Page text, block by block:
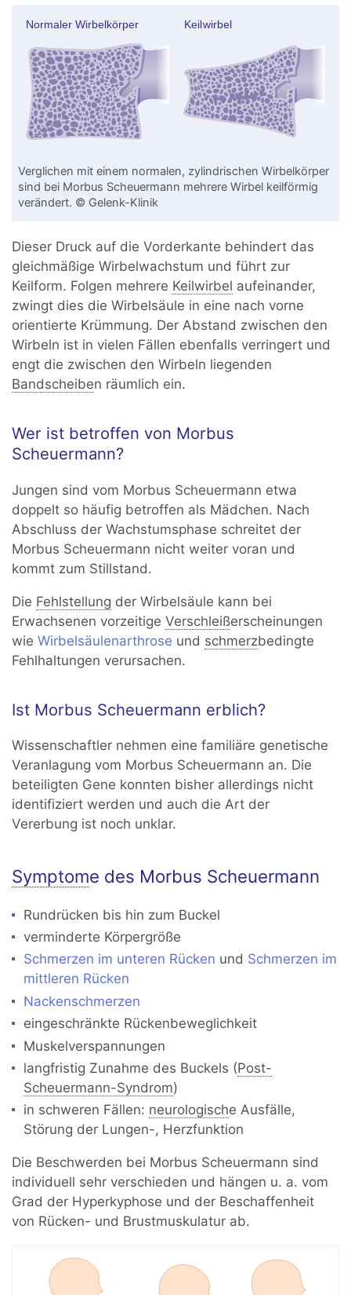
Verglichen mit einem normalen, zylindrischen Wirbelkörper
sind bei Morbus Scheuermann mehrere Wirbel keilförmig
verändert. © Gelenk-Klinik
Dieser Druck auf die Vorderkante behindert das
gleichmäßige Wirbelwachstum und führt zur
Keilform. Folgen mehrere Keilwirbel aufeinander,
zwingt dies die Wirbelsäule in eine nach vorne
orientierte Krümmung. Der Abstand zwischen den
Wirbeln ist in vielen Fällen ebenfalls verringert und
engt die zwischen den Wirbeln liegenden
Bandscheiben räumlich ein.
Wer ist betroffen von Morbus
Scheuermann?
Jungen sind vom Morbus Scheuermann etwa
doppelt so häufig betroffen als Mädchen. Nach
Abschluss der Wachstumsphase schreitet der
Morbus Scheuermann nicht weiter voran und
kommt zum Stillstand.
Die Fehlstellung der Wirbelsäule kann bei
Erwachsenen vorzeitigeVerschleißerscheinungen
wieWirbelsäulenarthrose und schmerzbedingte
Fehlhaltungen verursachen.
Ist Morbus Scheuermann erblich?
Wissenschaftler nehmen eine familiäre genetische
Veranlagung vom Morbus Scheuermann an. Die
beteiligten Gene konnten bisher allerdings nicht
identifiziert werden und auch die Art der
Vererbung ist noch unklar.
Symptome des Morbus Scheuermann
Rundrücken bis hin zum Buckel
verminderte Körpergröße
Schmerzen im unteren Rücken und Schmerzen im
mittleren Rücken
Nackenschmerzen
eingeschränkte Rückenbeweglichkeit
Muskelverspannungen
langfristig Zunahme des Buckels (Post-
Scheuermann-Syndrom)
in schweren Fällen: neurologische Ausfälle,
Störung der Lungen-, Herzfunktion
Die Beschwerden bei Morbus Scheuermann sind
individuell sehr verschieden und hängen u. a. vom
Grad der Hyperkyphose und der Beschaffenheit
von Rücken- und Brustmuskulatur ab.